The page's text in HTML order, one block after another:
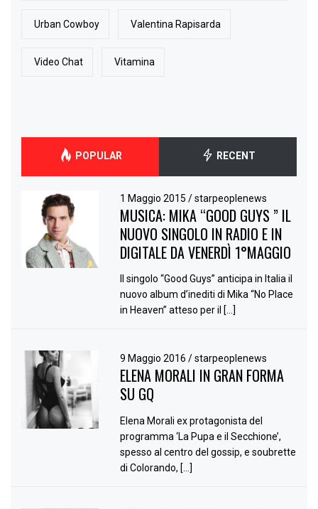
Urban Cowboy Valentina Rapisarda
Video Chat Vitamina
POPULAR RECENT
1 Maggio 2015/ starpeoplenews
MUSICA: MIKA “GOOD GUYS ” IL
NUOVO SINGOLO IN RADIO E IN
DIGITALE DA VENERDÌ 1°MAGGIO
Il singolo “Good Guys” anticipa in Italia il
nuovo album d’inediti di Mika “No Place
in Heaven” atteso per il […]
9 Maggio 2016/ starpeoplenews
ELENA MORALI IN GRAN FORMA
SU GQ
Elena Morali ex protagonista del
programma ‘La Pupa e il Secchione’,
spesso al centro del gossip, e soubrette
di Colorando, […]